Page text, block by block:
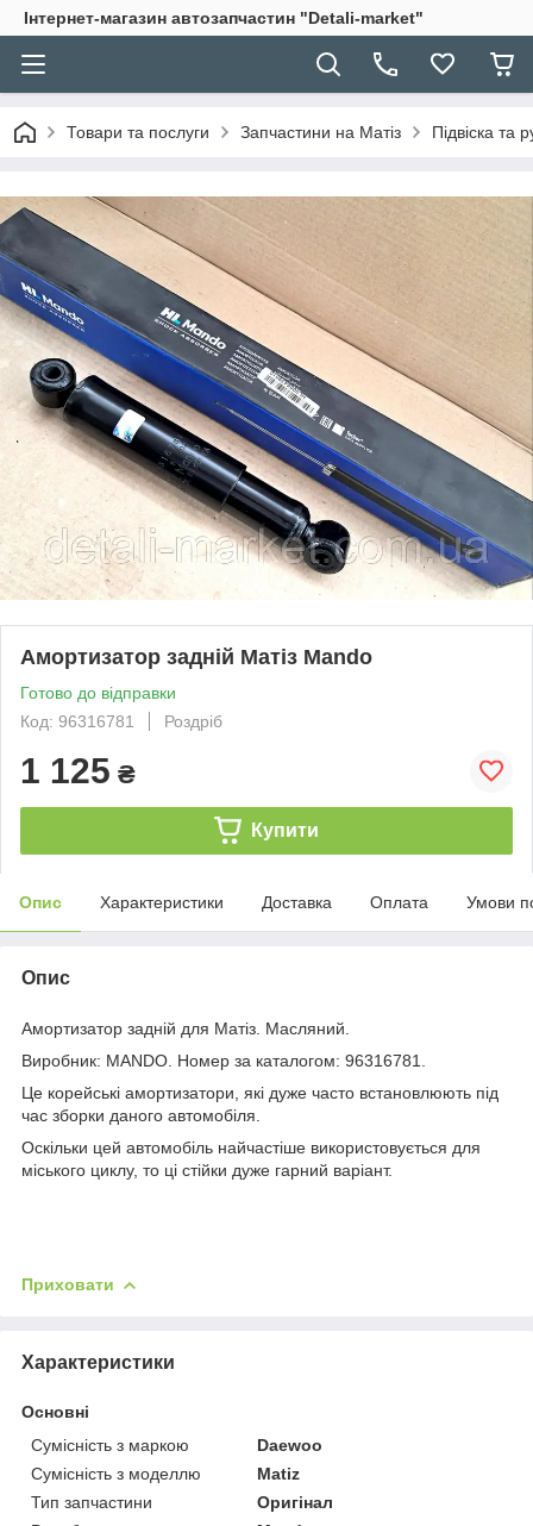
Інтернет-магазин автозапчастин "Detali-market"
Товари та послуги Запчастини на Матіз Підвіска та
Амортизатор задній Матіз Mando
Готово до відправки
Код: 96316781
Роздріб
1 125 ₴
Купити
Опис Характеристики Доставка Оплата Умови
Опис
Амортизатор задній для Матіз. Масляний.
Виробник: MANDO. Номер за каталогом: 96316781.
Це корейські амортизатори, які дуже часто встановлюють під
час зборки даного автомобіля.
Оскільки цей автомобіль найчастіше використовується для
міського циклу, то ці стійки дуже гарний варіант.
Приховати
Характеристики
Основні
Сумісність з маркою
Daewoo
Сумісність з моделлю
Matiz
Тип запчастини
Оригінал